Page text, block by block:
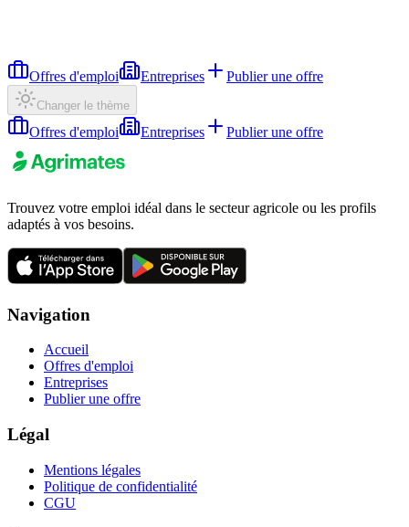
Offres d'emploi Entreprises Publier une offre
Changer le thème
Offres d'emploi Entreprises Publier une offre
Trouvez votre emploi idéal dans le secteur agricole ou les profils
adaptés à vos besoins.
Navigation
Accueil
Offres d'emploi
Entreprises
Publier une offre
Légal
Mentions légales
Politique de confidentialité
CGU